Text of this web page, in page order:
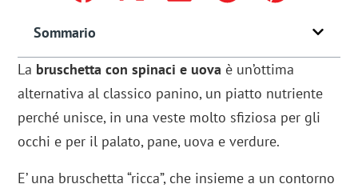
Sommario
La bruschetta con spinaci e uova è un’ottima
alternativa al classico panino, un piatto nutriente
perché unisce, in una veste molto sfiziosa per gli
occhi e per il palato, pane, uova e verdure.
E’ una bruschetta “ricca”, che insieme a un contorno